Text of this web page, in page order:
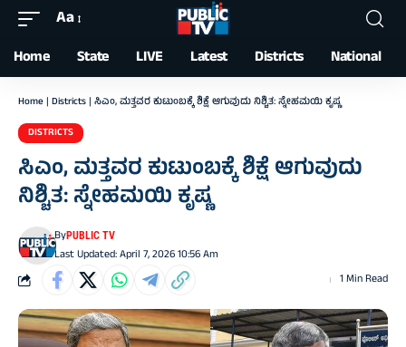
Font
Resizer
Aa
Home State LIVE Latest Districts National
Home | Districts | ಸಿಎಂ, ಮತ್ತವರ ಕುಟುಂಬಕ್ಕೆ ಶಿಕ್ಷೆ ಆಗುವುದು ನಿಶ್ಚಿತ: ಸ್ನೇಹಮಯಿ ಕೃಷ್ಣ
DISTRICTS
ಸಿಎಂ, ಮತ್ತವರ ಕುಟುಂಬಕ್ಕೆ ಶಿಕ್ಷೆ ಆಗುವುದು
ನಿಶ್ಚಿತ: ಸ್ನೇಹಮಯಿ ಕೃಷ್ಣ
Last Updated: April 7, 2026 10:56 Am
ByPUBLIC TV
1 Min Read